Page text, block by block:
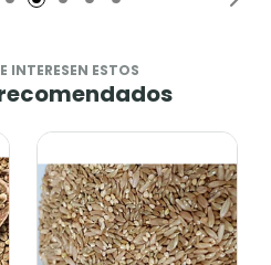
INTERESEN ESTOS